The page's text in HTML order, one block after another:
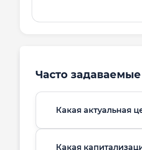
Часто
Какая актуальная
Какая